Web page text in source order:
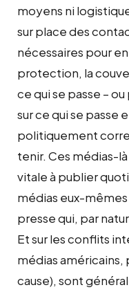
moyens ni
sur place des
nécessaires pour
protection, la
ce qui se passe –
sur ce qui se passe
politiquement
tenir. Ces médias-
vitale à publier
médias eux-mêmes
presse qui, par
Et sur les conflits
médias
cause), sont